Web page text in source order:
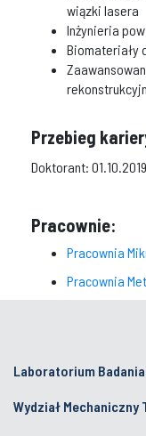
wiązki lasera
Inżynieria
Biomateriały
Przebieg
Doktorant:
Pracownie:
Pracownia
Pracownia
Laboratorium
Wydział